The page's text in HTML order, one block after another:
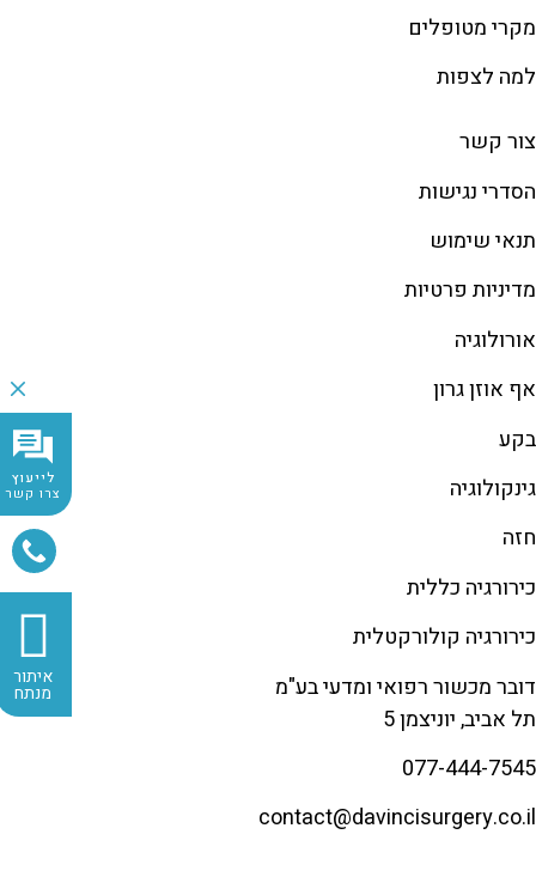
לייעוץ
צרו קשר
איתור
מנתח
מקרי מטופלים
למה לצפות
צור קשר
הסדרי נגישות
תנאי שימוש
מדיניות פרטיות
אורולוגיה
אף אוזן גרון
בקע
גינקולוגיה
חזה
כירורגיה כללית
כירורגיה קולורקטלית
דובר מכשור רפואי ומדעי בע"מ
תל אביב, יוניצמן 5
077-444-7545
contact@davincisurgery.co.il